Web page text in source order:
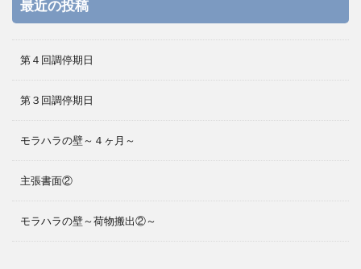
最近の投稿
第４回調停期日
第３回調停期日
モラハラの壁～４ヶ月～
主張書面②
モラハラの壁～荷物搬出②～